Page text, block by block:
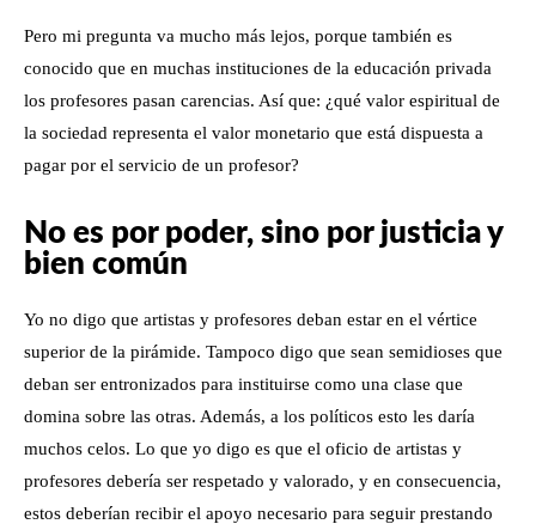
Pero mi pregunta va mucho más lejos, porque también es
conocido que en muchas instituciones de la educación privada
los profesores pasan carencias. Así que: ¿qué valor espiritual de
la sociedad representa el valor monetario que está dispuesta a
pagar por el servicio de un profesor?
No es por poder, sino por justicia y
bien común
Yo no digo que artistas y profesores deban estar en el vértice
superior de la pirámide. Tampoco digo que sean semidioses que
deban ser entronizados para instituirse como una clase que
domina sobre las otras. Además, a los políticos esto les daría
muchos celos. Lo que yo digo es que el oficio de artistas y
profesores debería ser respetado y valorado, y en consecuencia,
estos deberían recibir el apoyo necesario para seguir prestando